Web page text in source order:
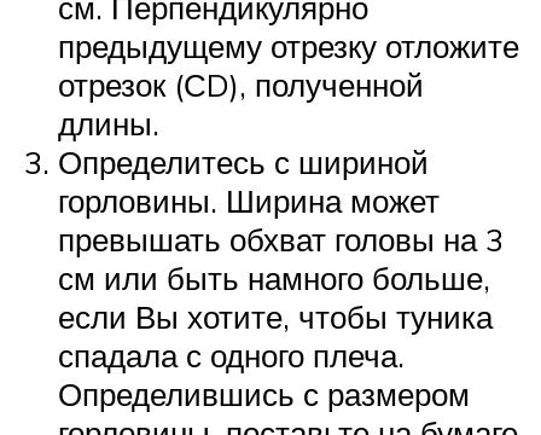
предыдущему отрезку отложите
отрезок (СD), полученной
длины.
Определитесь с шириной
горловины. Ширина может
превышать обхват головы на 3
см или быть намного больше,
если Вы хотите, чтобы туника
спадала с одного плеча.
Определившись с размером